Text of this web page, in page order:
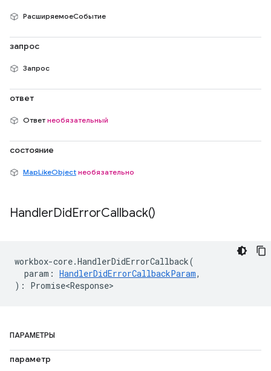
РасширяемоеСобытие
запрос
Запрос
ответ
Ответ необязательный
состояние
MapLikeObject необязательно
HandlerDidErrorCallback()
workbox-core.HandlerDidErrorCallback(
param : HandlerDidErrorCallbackParam,
) : Promise<Response>
ПАРАМЕТРЫ
параметр